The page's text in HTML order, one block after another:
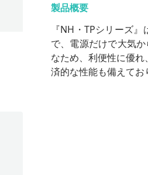
製品概要
『NH・TPシリーズ
で、電源だけで大気
なため、利便性に優
済的な性能も備えてお